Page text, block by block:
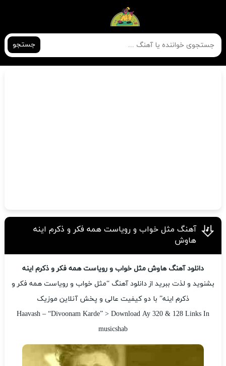
جستجو
آهنگ مثل خواب و رویاست همه فکر و ذکرم اینه
هاوش
دانلود آهنگ هاوش مثل خواب و رویاست همه فکر و ذکرم اینه
بشنوید و لذت ببرید از دانلود آهنگ “مثل خواب و رویاست همه فکر و
ذکرم اینه” با دو کیفیت عالی و پخش آنلاین موزیک
Haavash – “Divoonam Karde” > Download Ay 320 & 128 Links In
musicshab